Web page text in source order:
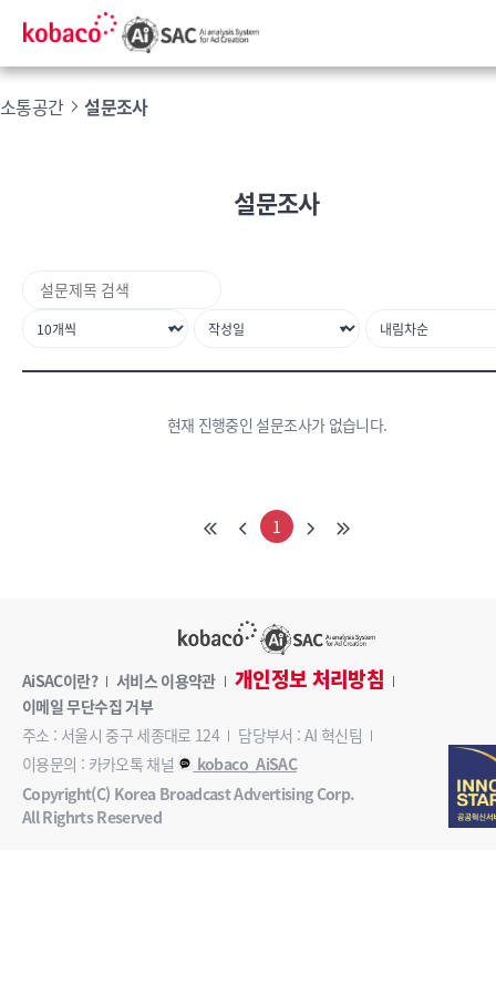
소통공간 설문조사
설문조사
현재 진행중인 설문조사가 없습니다.
1
AiSAC이란? 서비스 이용약관 개인정보 처리방침
이메일 무단수집 거부
주소 : 서울시 중구 세종대로 124
담당부서 : AI 혁신팀
이용문의 : 카카오톡 채널
kobaco_AiSAC
Copyright(C) Korea Broadcast Advertising Corp.
All Righrts Reserved